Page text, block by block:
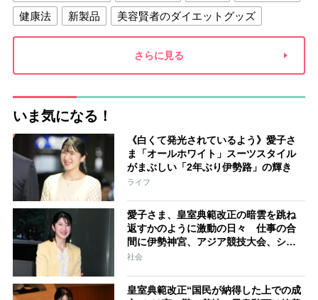
健康法
新製品
美容賢者のダイエットグッズ
夫との関係
新津春子 どか食い
さらに見る
いま気になる！
《白くて発光されているよう》愛子さ
ま「オールホワイト」スーツスタイル
がまぶしい「2年ぶり伊勢路」の輝き
ライフ
愛子さま、皇室典範改正の暗雲を跳ね
返すかのように激動の日々 仕事の合
間に伊勢神宮、アジア競技大会、シン
ガポール…スケジュールはびっしり
社会
皇室典範改正“国民が納得した上での成